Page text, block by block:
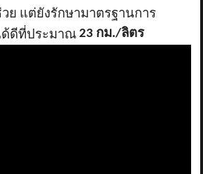
วย แต่ยังรักษามาตรฐานการ
ด้ดีที่ประมาณ23 กม./ลิตร